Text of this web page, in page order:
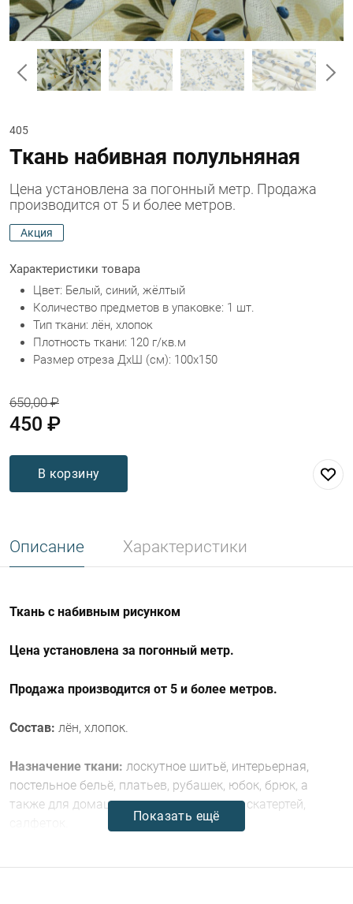
405
Ткань набивная полульняная
Цена установлена за погонный метр. Продажа
производится от 5 и более метров.
Акция
Характеристики товара
Цвет: Белый, синий, жёлтый
Количество предметов в упаковке: 1 шт.
Тип ткани: лён, хлопок
Плотность ткани: 120 г/кв.м
Размер отреза ДхШ (см): 100х150
650,00 ₽
450 ₽
В корзину
Описание Характеристики
Ткань с набивным рисунком
Цена установлена за погонный метр.
Продажа производится от 5 и более метров.
Состав: лён, хлопок.
Назначение ткани: лоскутное шитьё, интерьерная,
постельное бельё, платьев, рубашек, юбок, брюк, а
также для домашнего текстиля — штор, скатертей,
Показать ещё